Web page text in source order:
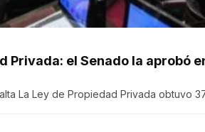
Privada: el Senado la aprobó
La Ley de Propiedad Privada obtuvo